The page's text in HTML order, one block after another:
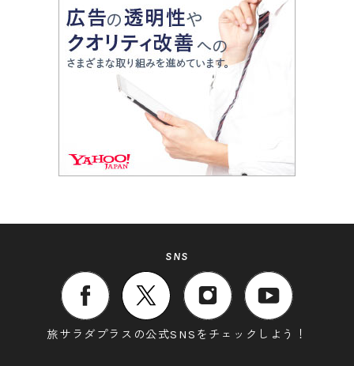
SNS
旅サラダプラスの公式SNSをチェックしよう！